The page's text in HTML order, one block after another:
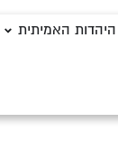
היהדות האמיתית